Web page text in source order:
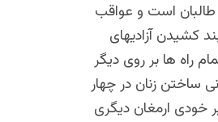
طالبان است و عواقب
کشیدن آزادیهای
راه ها بر روی دیگر
ساختن زنان در چهار
خودی ارمغان دیگری